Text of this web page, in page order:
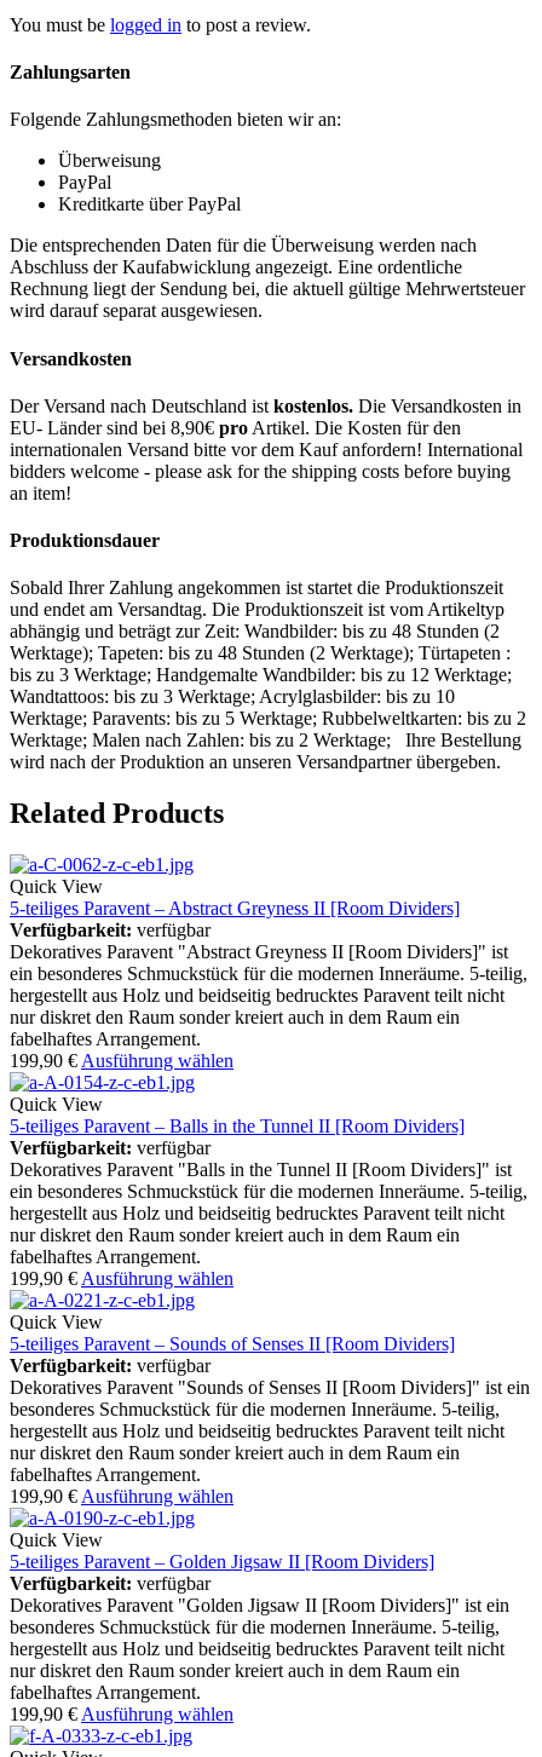
You must be logged in to post a review.
Zahlungsarten
Folgende Zahlungsmethoden bieten wir an:
Überweisung
PayPal
Kreditkarte über PayPal
Die entsprechenden Daten für die Überweisung werden nach
Abschluss der Kaufabwicklung angezeigt. Eine ordentliche
Rechnung liegt der Sendung bei, die aktuell gültige Mehrwertsteuer
wird darauf separat ausgewiesen.
Versandkosten
Der Versand nach Deutschland ist kostenlos. Die Versandkosten in
EU- Länder sind bei 8,90€ pro Artikel. Die Kosten für den
internationalen Versand bitte vor dem Kauf anfordern! International
bidders welcome - please ask for the shipping costs before buying
an item!
Produktionsdauer
Sobald Ihrer Zahlung angekommen ist startet die Produktionszeit
und endet am Versandtag. Die Produktionszeit ist vom Artikeltyp
abhängig und beträgt zur Zeit: Wandbilder: bis zu 48 Stunden (2
Werktage); Tapeten: bis zu 48 Stunden (2 Werktage); Türtapeten :
bis zu 3 Werktage; Handgemalte Wandbilder: bis zu 12 Werktage;
Wandtattoos: bis zu 3 Werktage; Acrylglasbilder: bis zu 10
Werktage; Paravents: bis zu 5 Werktage; Rubbelweltkarten: bis zu 2
Werktage; Malen nach Zahlen: bis zu 2 Werktage; Ihre Bestellung
wird nach der Produktion an unseren Versandpartner übergeben.
Related Products
Quick View
5-teiliges Paravent – Abstract Greyness II [Room Dividers]
Verfügbarkeit: verfügbar
Dekoratives Paravent "Abstract Greyness II [Room Dividers]" ist
ein besonderes Schmuckstück für die modernen Inneräume. 5-teilig,
hergestellt aus Holz und beidseitig bedrucktes Paravent teilt nicht
nur diskret den Raum sonder kreiert auch in dem Raum ein
fabelhaftes Arrangement.
199,90 € Ausführung wählen
Quick View
5-teiliges Paravent – Balls in the Tunnel II [Room Dividers]
Verfügbarkeit: verfügbar
Dekoratives Paravent "Balls in the Tunnel II [Room Dividers]" ist
ein besonderes Schmuckstück für die modernen Inneräume. 5-teilig,
hergestellt aus Holz und beidseitig bedrucktes Paravent teilt nicht
nur diskret den Raum sonder kreiert auch in dem Raum ein
fabelhaftes Arrangement.
199,90 € Ausführung wählen
Quick View
5-teiliges Paravent – Sounds of Senses II [Room Dividers]
Verfügbarkeit: verfügbar
Dekoratives Paravent "Sounds of Senses II [Room Dividers]" ist ein
besonderes Schmuckstück für die modernen Inneräume. 5-teilig,
hergestellt aus Holz und beidseitig bedrucktes Paravent teilt nicht
nur diskret den Raum sonder kreiert auch in dem Raum ein
fabelhaftes Arrangement.
199,90 € Ausführung wählen
Quick View
5-teiliges Paravent – Golden Jigsaw II [Room Dividers]
Verfügbarkeit: verfügbar
Dekoratives Paravent "Golden Jigsaw II [Room Dividers]" ist ein
besonderes Schmuckstück für die modernen Inneräume. 5-teilig,
hergestellt aus Holz und beidseitig bedrucktes Paravent teilt nicht
nur diskret den Raum sonder kreiert auch in dem Raum ein
fabelhaftes Arrangement.
199,90 € Ausführung wählen